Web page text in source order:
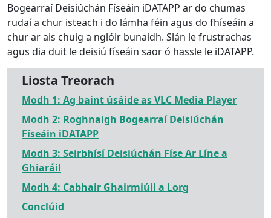
Bogearraí Deisiúchán Físeáin iDATAPP ar do chumas
rudaí a chur isteach i do lámha féin agus do fhíseáin a
chur ar ais chuig a nglóir bunaidh. Slán le frustrachas
agus dia duit le deisiú físeáin saor ó hassle le iDATAPP.
Liosta Treorach
Modh 1: Ag baint úsáide as VLC Media Player
Modh 2: Roghnaigh Bogearraí Deisiúchán
Físeáin iDATAPP
Modh 3: Seirbhísí Deisiúchán Físe Ar Líne a
Ghiaráil
Modh 4: Cabhair Ghairmiúil a Lorg
Conclúid